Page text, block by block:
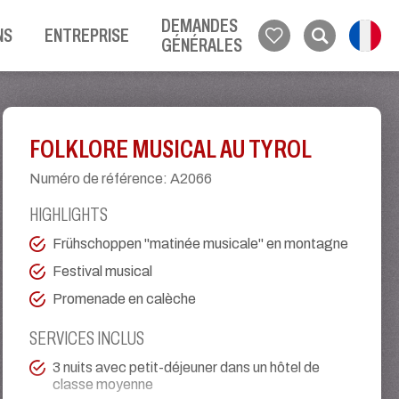
ENTREPRISE DEMANDES
GÉNÉRALES
FOLKLORE MUSICAL AU TYROL
Numéro de référence:A2066
HIGHLIGHTS
Frühschoppen "matinée musicale" en montagne
Festival musical
Promenade en calèche
SERVICES INCLUS
3 nuits avec petit-déjeuner dans un hôtel de
classe moyenne